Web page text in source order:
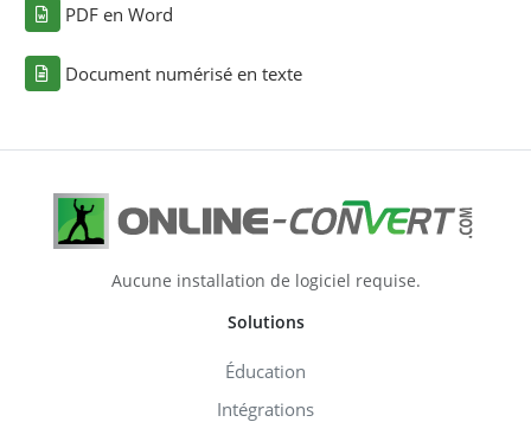
PDF en Word
Document numérisé en texte
Aucune installation de logiciel requise.
Solutions
Éducation
Intégrations